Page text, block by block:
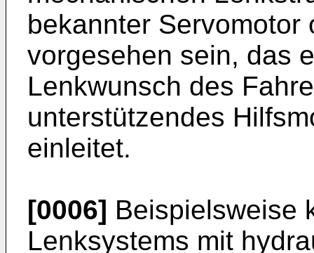
bekannter Servomotor
vorgesehen sein, das
Lenkwunsch des
unterstützendes
einleitet.
[0006] Beispielsweise
Lenksystems mit